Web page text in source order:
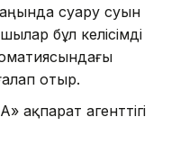
суару суын
бұл келісімді
отыр.
ақпарат агенттігі